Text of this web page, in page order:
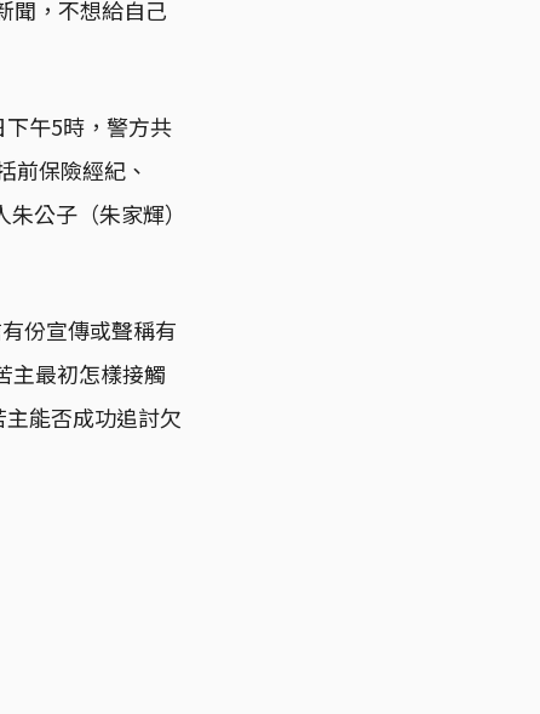
聞，不想給自己
午5時，警方共
前保險經紀、
公子（朱家輝）
份宣傳或聲稱有
主最初怎樣接觸
能否成功追討欠